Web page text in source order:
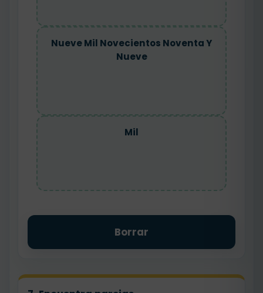
Nueve Mil Novecientos Noventa Y
Nueve
Mil
Borrar